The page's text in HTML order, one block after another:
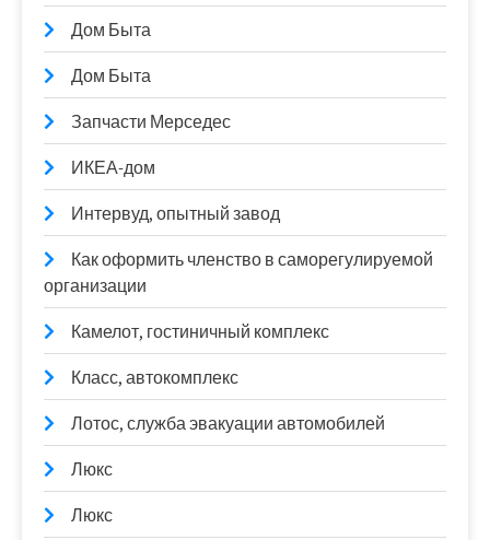
Дом Быта
Дом Быта
Запчасти Мерседес
ИКЕА-дом
Интервуд, опытный завод
Как оформить членство в саморегулируемой
организации
Камелот, гостиничный комплекс
Класс, автокомплекс
Лотос, служба эвакуации автомобилей
Люкс
Люкс